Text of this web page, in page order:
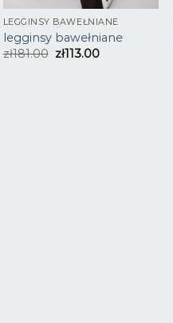
LEGGINSY BAWEŁNIANE
legginsy bawełniane
zł181.00 zł113.00